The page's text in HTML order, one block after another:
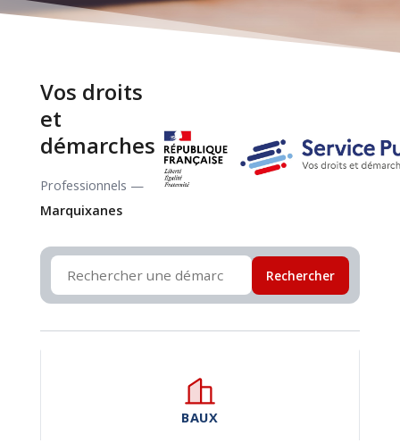
Vos droits
et
démarches
Professionnels —
Marquixanes
Rechercher
BAUX